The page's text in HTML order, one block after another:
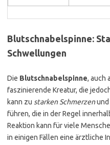
Blutschnabelspinne:
Schwellungen
Die Blutschnabelspinne, auch
faszinierende Kreatur, die
kann zu starken Schmerzenund
führen, die in der Regel
Reaktion kann für viele
in einigen Fällen eine ärztliche